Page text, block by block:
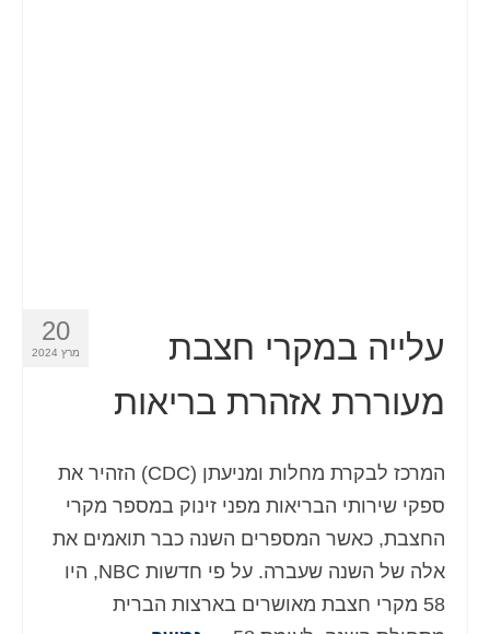
20
מרץ 2024
עלייה במקרי חצבת
מעוררת אזהרת בריאות
המרכז לבקרת מחלות ומניעתן (CDC) הזהיר את
ספקי שירותי הבריאות מפני זינוק במספר מקרי
החצבת, כאשר המספרים השנה כבר תואמים את
אלה של השנה שעברה. על פי חדשות NBC, היו
58 מקרי חצבת מאושרים בארצות הברית